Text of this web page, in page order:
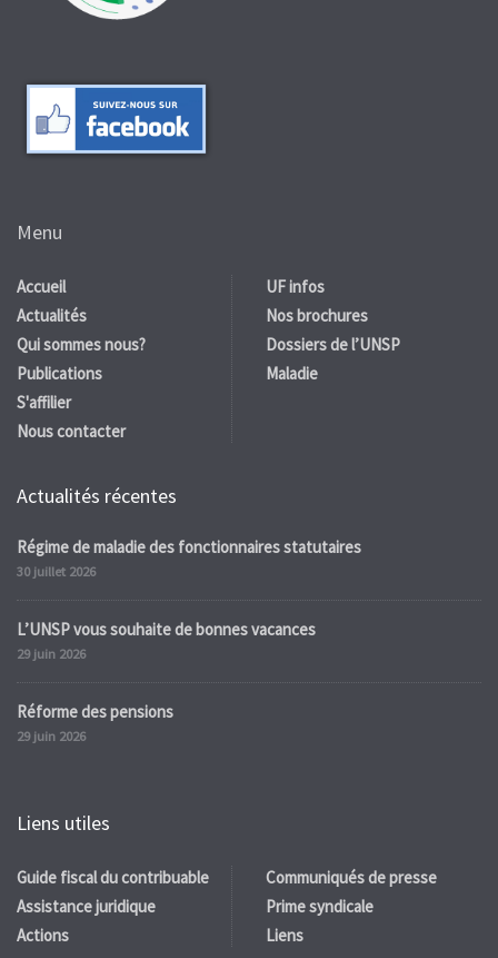
Menu
Accueil
Actualités
Qui sommes nous?
Publications
S'affilier
Nous contacter
UF infos
Nos brochures
Dossiers de l’UNSP
Maladie
Actualités récentes
Régime de maladie des fonctionnaires statutaires
30 juillet 2026
L’UNSP vous souhaite de bonnes vacances
29 juin 2026
Réforme des pensions
29 juin 2026
Liens utiles
Guide fiscal du contribuable
Assistance juridique
Actions
Communiqués de presse
Prime syndicale
Liens